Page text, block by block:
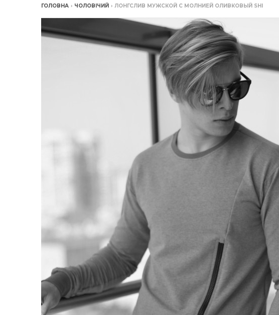
ГОЛОВНА › ЧОЛОВІЧИЙ › ЛОНГСЛИВ МУЖСКОЙ С МОЛНИЕЙ ОЛИВКОВЫЙ SHI